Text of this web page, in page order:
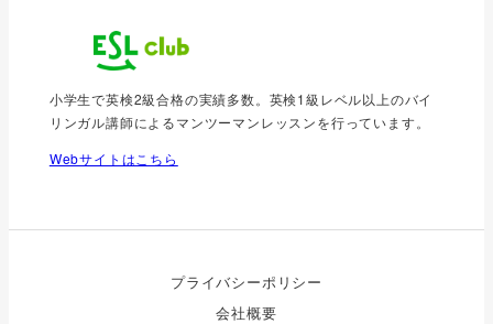
小学生で英検2級合格の実績多数。英検1級レベル以上のバイ
リンガル講師によるマンツーマンレッスンを行っています。
Webサイトはこちら
プライバシーポリシー
会社概要